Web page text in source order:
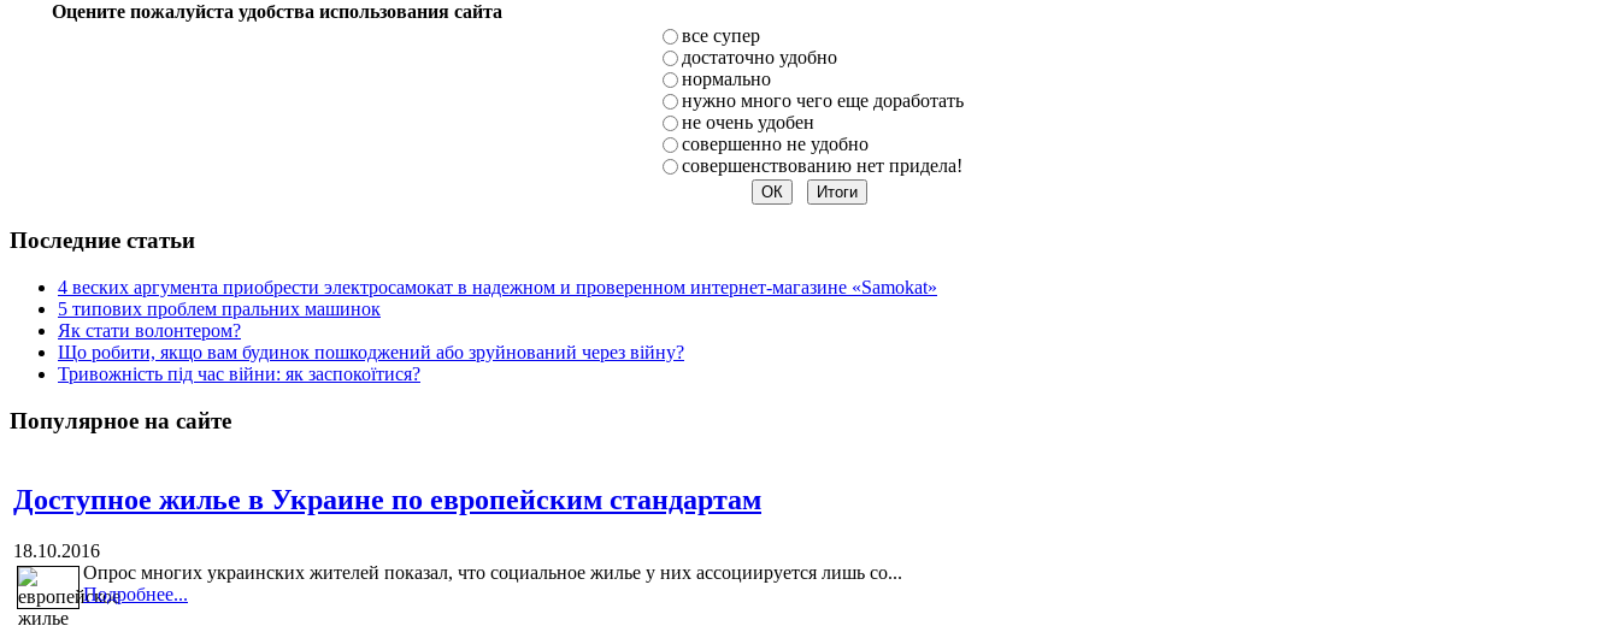
Оцените пожалуйста удобства использования сайта
все супер
достаточно удобно
нормально
нужно много чего еще доработать
не очень удобен
совершенно не удобно
совершенствованию нет придела!
Последние статьи
4 веских аргумента приобрести электросамокат в надежном и проверенном интернет-магазине «Samokat»
5 типових проблем пральних машинок
Як стати волонтером?
Що робити, якщо вам будинок пошкоджений або зруйнований через війну?
Тривожність під час війни: як заспокоїтися?
Популярное на сайте
Доступное жилье в Украине по европейским стандартам
18.10.2016
Опрос многих украинских жителей показал, что социальное жилье у них ассоциируется лишь со...
Подробнее...